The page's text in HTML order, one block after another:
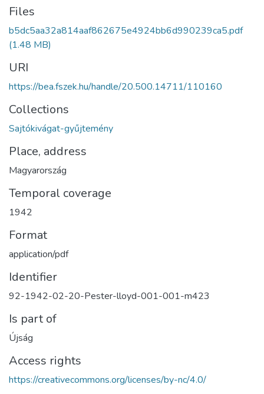
Files
b5dc5aa32a814aaf862675e4924bb6d990239ca5.pdf
(1.48 MB)
URI
https://bea.fszek.hu/handle/20.500.14711/110160
Collections
Sajtókivágat-gyűjtemény
Place, address
Magyarország
Temporal coverage
1942
Format
application/pdf
Identifier
92-1942-02-20-Pester-lloyd-001-001-m423
Is part of
Újság
Access rights
https://creativecommons.org/licenses/by-nc/4.0/